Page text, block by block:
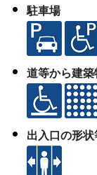
駐車場
道等から建
出入口の形状